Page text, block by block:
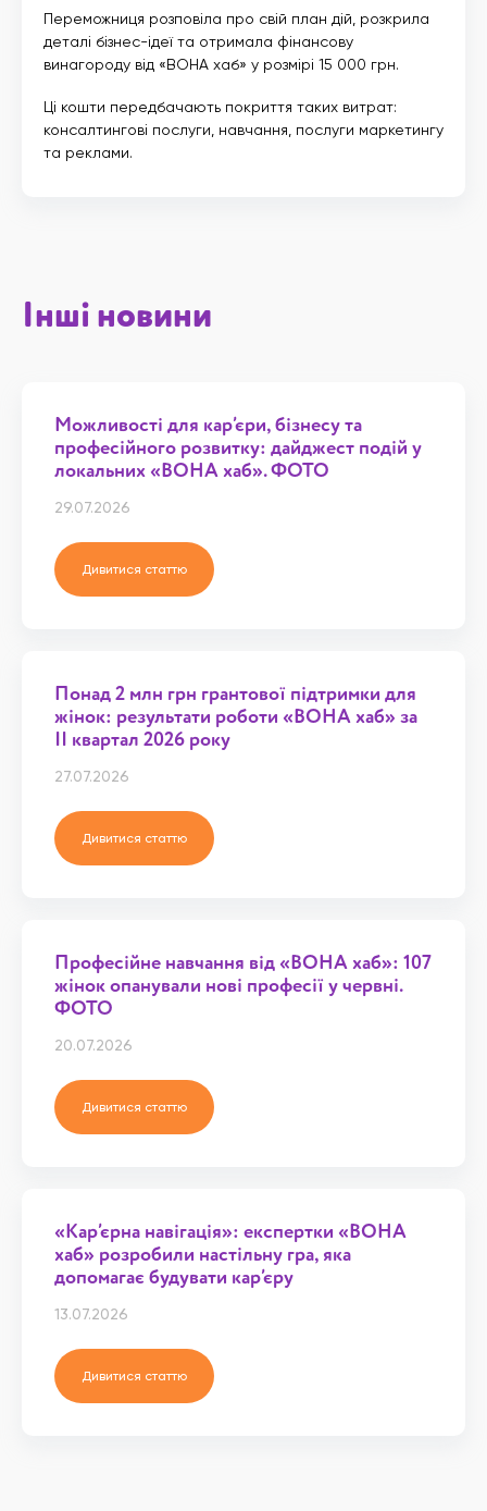
Переможниця розповіла про свій план дій, розкрила
деталі бізнес-ідеї та отримала фінансову
винагороду від «ВОНА хаб» у розмірі 15 000 грн.
Ці кошти передбачають покриття таких витрат:
консалтингові послуги, навчання, послуги маркетингу
та реклами.
Інші новини
Можливості для кар’єри, бізнесу та
професійного розвитку: дайджест подій у
локальних «ВОНА хаб». ФОТО
29.07.2026
Дивитися статтю
Понад 2 млн грн грантової підтримки для
жінок: результати роботи «ВОНА хаб» за
ІІ квартал 2026 року
27.07.2026
Дивитися статтю
Професійне навчання від «ВОНА хаб»: 107
жінок опанували нові професії у червні.
ФОТО
20.07.2026
Дивитися статтю
«Кар’єрна навігація»: експертки «ВОНА
хаб» розробили настільну гра, яка
допомагає будувати кар’єру
13.07.2026
Дивитися статтю